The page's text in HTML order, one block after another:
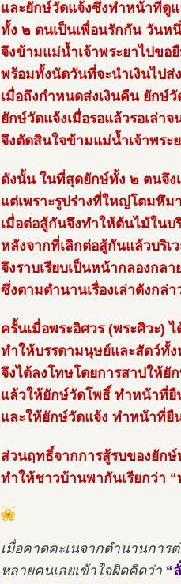
และยักษ์วัดแจ้งซึ่งทำหน้าที่ดู
ทั้ง ๒ ตนเป็นเพื่อนรักกัน วันห
จึงข้ามแม่น้ำเจ้าพระยาไปขอ
พร้อมทั้งนัดวันที่จะนำเงินไปส่
เมื่อถึงกำหนดส่งเงินคืน ยักษ์
ยักษ์วัดแจ้งเมื่อรอแล้วรอเล่า
จึงตัดสินใจข้ามแม่น้ำเจ้าพร
ดังนั้น ในที่สุดยักษ์ทั้ง ๒ ตนจึง
แต่เพราะรูปร่างที่ใหญ่โตมหึ
เมื่อต่อสู้กันจึงทำให้ต้นไม้ใน
หลังจากที่เลิกต่อสู้กันแล้วบริ
จึงราบเรียบเป็นหน้ากลองกล
ซึ่งตามตำนานเรื่องเล่าดังกล่
ครั้นเมื่อพระอิศวร (พระศิวะ)
ทำให้บรรดามนุษย์และสัตว์ทั้
จึงได้ลงโทษโดยการสาปให้ยั
แล้วให้ยักษ์วัดโพธิ์ ทำหน้าที่ยื
และให้ยักษ์วัดแจ้ง ทำหน้าที่ยื
ส่วนฤทธิ์จากการสู้รบของยัก
ทำให้ชาวบ้านพากันเรียกว่า
เมื่อคาดคะเนจากตำนานการ
หลายคนเลยเข้าใจผิดคิดว่า “